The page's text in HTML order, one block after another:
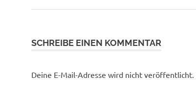
SCHREIBE EINEN KOMMENTAR
Deine E-Mail-Adresse wird nicht veröffentlicht.